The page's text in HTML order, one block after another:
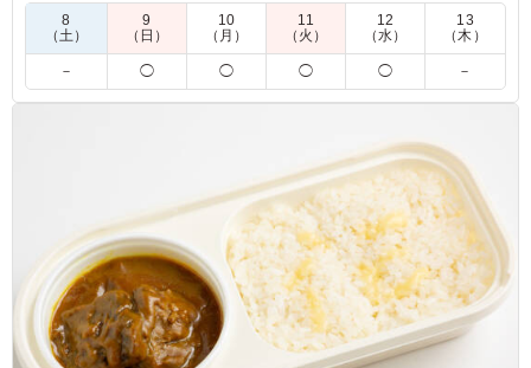
い一品です。
※オプションにてスリーブケース(化粧箱)をご用意しておりま
す。ご希望の際は下記「ご飯の種類」プルダウンよりご選択く
ださい。
本当はポテトも付けられたら良かったんですが、予算の関
係で諦めざるおえませんでした。ポテトはなくても「オー
ベルジーヌ」は「オーベルジヌだ！」と言ってくれる人も
いて、本当に嬉しかったです。
ご利用シーン：－
埼玉県川口市上青木2026/06/04
8
（土）
9
（日）
10
（月）
11
（火）
12
（水）
13
（木）
－ ◯ ◯ ◯ ◯ －